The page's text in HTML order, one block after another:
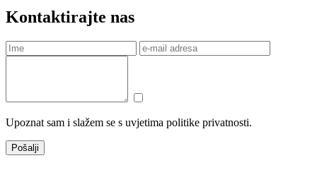
Kontaktirajte nas
Upoznat sam i slažem se s uvjetima politike privatnosti.
Pošalji